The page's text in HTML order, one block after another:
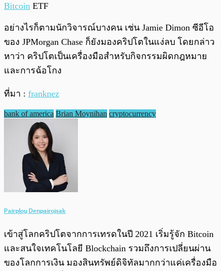
Bitcoin ETF
อย่างไรก็ตามนักวิจารณ์บางคน เช่น Jamie Dimon ซีอีโอ
ของ JPMorgan Chase ก็ยังมองคริปโตในแง่ลบ โดยกล่าว
หาว่า คริปโตเป็นเครื่องมือสำหรับกิจกรรมผิดกฎหมาย
และการฉ้อโกง
ที่มา : franknez
bank of america Brian Moynihan cryptocurrency
Pairploy Denpairojsak
เข้าสู่โลกคริปโตจากการเทรดในปี 2021 เริ่มรู้จัก Bitcoin
และสนใจเทคโนโลยี Blockchain รวมถึงการเปลี่ยนผ่าน
ของโลกการเงิน มองสินทรัพย์ดิจิทัลมากกว่าแค่เครื่องมือ